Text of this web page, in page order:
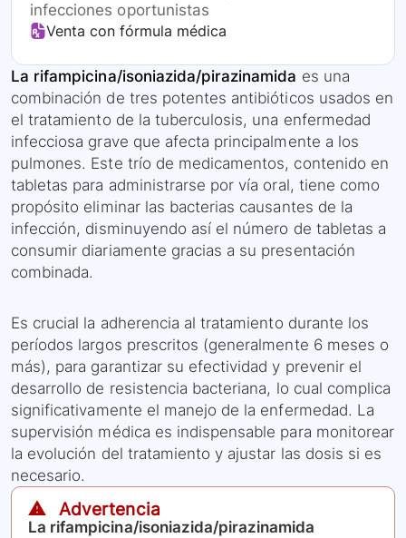
infecciones oportunistas
Venta con fórmula médica
La rifampicina/isoniazida/pirazinamida es una
combinación de tres potentes antibióticos usados en
el tratamiento de la tuberculosis, una enfermedad
infecciosa grave que afecta principalmente a los
pulmones. Este trío de medicamentos, contenido en
tabletas para administrarse por vía oral, tiene como
propósito eliminar las bacterias causantes de la
infección, disminuyendo así el número de tabletas a
consumir diariamente gracias a su presentación
combinada.
Es crucial la adherencia al tratamiento durante los
períodos largos prescritos (generalmente 6 meses o
más), para garantizar su efectividad y prevenir el
desarrollo de resistencia bacteriana, lo cual complica
significativamente el manejo de la enfermedad. La
supervisión médica es indispensable para monitorear
la evolución del tratamiento y ajustar las dosis si es
necesario.
⚠️ Advertencia
La rifampicina/isoniazida/pirazinamida